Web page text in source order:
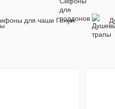
для чаши Генуя